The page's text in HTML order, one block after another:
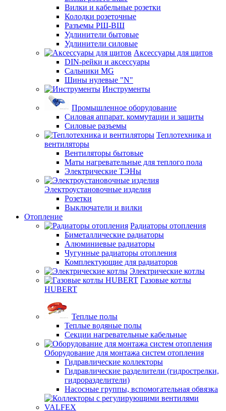
Вилки и кабельные розетки
Колодки розеточные
Разъемы РШ-ВШ
Удлинители бытовые
Удлинители силовые
Аксессуары для щитов
DIN-рейки и аксессуары
Сальники MG
Шины нулевые "N"
Инструменты
Промышленное оборудование
Силовая аппарат. коммутации и защиты
Силовые разъемы
Теплотехника и
вентиляторы
Вентиляторы бытовые
Маты нагревательные для теплого пола
Электрические ТЭНы
Электроустановочные изделия
Розетки
Выключатели и вилки
Отопление
Радиаторы отопления
Биметаллические радиаторы
Алюминиевые радиаторы
Чугунные радиаторы отопления
Комплектующие для радиаторов
Электрические котлы
Газовые котлы
HUBERT
Теплые полы
Теплые водяные полы
Секции нагревательные кабельные
Оборудование для монтажа систем отопления
Гидравлические коллекторы
Гидравлические разделители (гидрострелки,
гидроразделители)
Насосные группы, вспомогательная обвязка